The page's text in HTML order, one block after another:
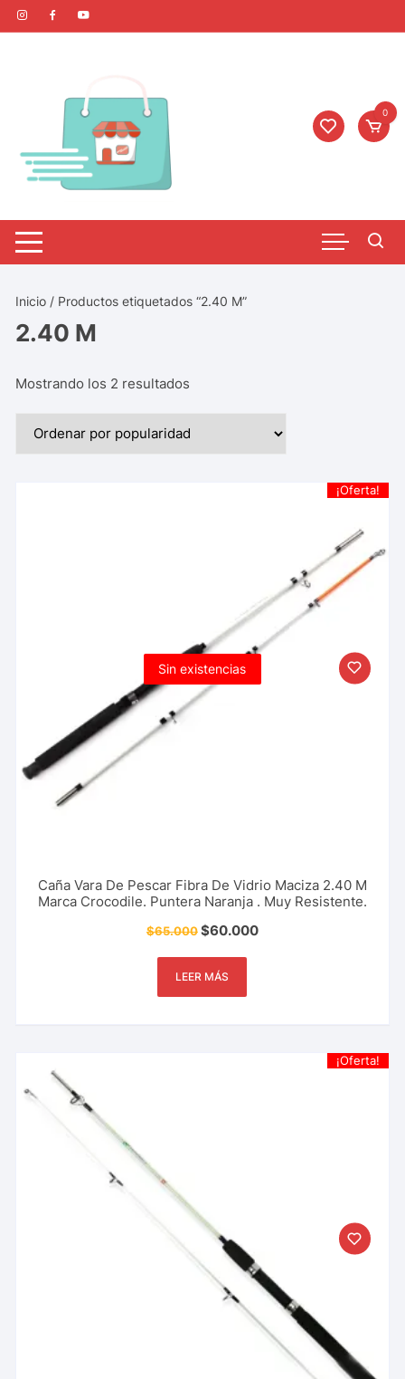
0
Inicio / Productos etiquetados “2.40 M”
2.40 M
Mostrando los 2 resultados
Sin existencias
¡Oferta!
Caña Vara De Pescar Fibra De Vidrio Maciza 2.40 M
Marca Crocodile. Puntera Naranja . Muy Resistente.
$65.000$60.000
LEER MÁS
¡Oferta!